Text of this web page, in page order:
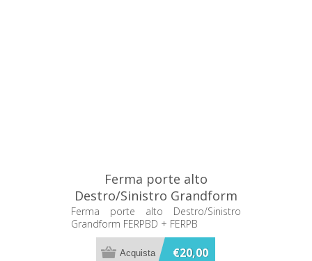
Ferma porte alto
Destro/Sinistro Grandform
FERPBD + FERPB
Ferma porte alto Destro/Sinistro
Grandform FERPBD + FERPB
€20,00